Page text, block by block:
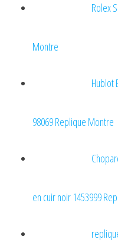
Rolex
Montre
Hublot
98069 Replique Montre
en cuir noir 1453999